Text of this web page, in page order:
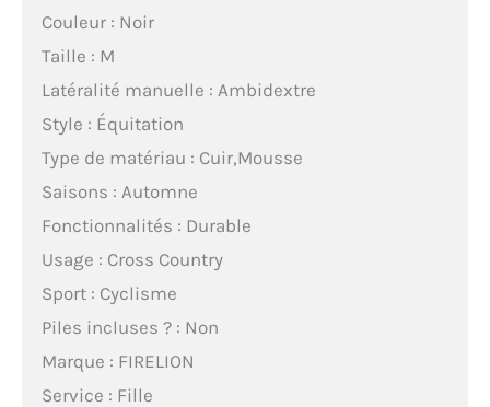
Couleur : Noir
Taille : M
Latéralité manuelle : Ambidextre
Style : Équitation
Type de matériau : Cuir,Mousse
Saisons : Automne
Fonctionnalités : Durable
Usage : Cross Country
Sport : Cyclisme
Piles incluses ? : Non
Marque : FIRELION
Service : Fille